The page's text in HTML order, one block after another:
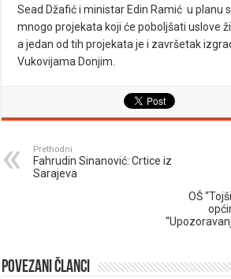
Sead Džafić i ministar Edin Ramić u planu
mnogo projekata koji će poboljšati uslove
a jedan od tih projekata je i završetak
Vukovijama Donjim.
Prethodni
Fahrudin Sinanović: Crtice iz
Sarajeva
OŠ
Povezani članci